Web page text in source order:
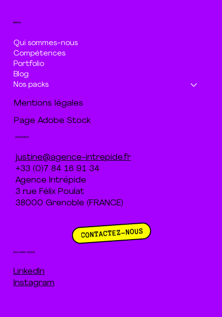
menu
Qui sommes-nous
Compétences
Portfolio
Blog
Nos packs
Mentions légales
Page Adobe Stock
suivez-nous
LinkedIn
Instagram
contact
justine@agence-intrepide.fr
+33 (0)7 84 16 91 34
Agence Intrépide
3 rue Félix Poulat
38000 Grenoble (FRANCE)
CONTACTEZ-NOUS